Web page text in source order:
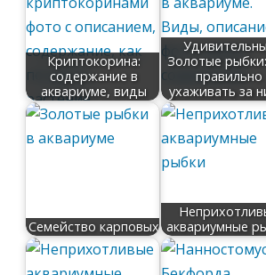
Криптокорина:
содержание в
аквариуме, виды
Золотые
правильно
ухаживать за
Семейство карповых аквариумные